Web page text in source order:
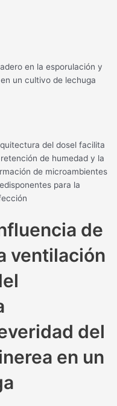
en la esporulación y
un cultivo de lechuga
del dosel facilita
de humedad y la
de microambientes
para la
de
ventilación
del
en un